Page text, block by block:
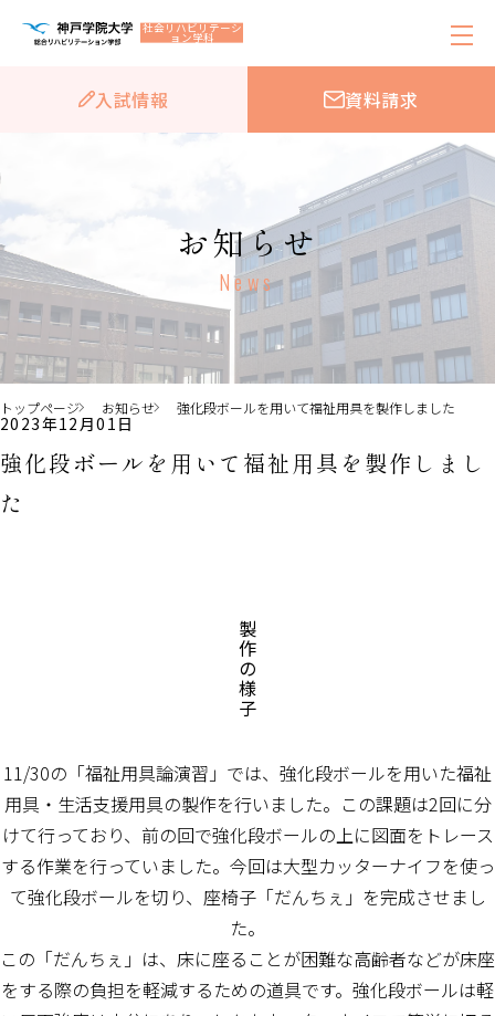
社会リハビリテーシ
ョン学科
入試情報 資料請求
お知らせ
News
トップページ お知らせ 強化段ボールを用いて福祉用具を製作しました
2023年12月01日
強化段ボールを用いて福祉用具を製作しまし
た
製
作
の
様
子
11/30の「福祉用具論演習」では、強化段ボールを用いた福祉
用具・生活支援用具の製作を行いました。この課題は2回に分
けて行っており、前の回で強化段ボールの上に図面をトレース
する作業を行っていました。今回は大型カッターナイフを使っ
て強化段ボールを切り、座椅子「だんちぇ」を完成させまし
た。
この「だんちぇ」は、床に座ることが困難な高齢者などが床座
をする際の負担を軽減するための道具です。強化段ボールは軽